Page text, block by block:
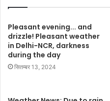
Pleasant evening... and
drizzle! Pleasant weather
in Delhi-NCR, darkness
during the day
सितम्बर 13, 2024